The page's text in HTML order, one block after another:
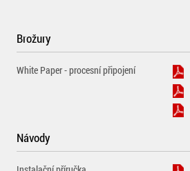
Brožury
White Paper - procesní připojení
Návody